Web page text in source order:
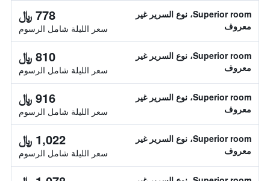
Superior room، نوع السرير غير
معروف
778 ﷼
سعر الليلة شامل الرسوم
Superior room، نوع السرير غير
معروف
810 ﷼
سعر الليلة شامل الرسوم
Superior room، نوع السرير غير
معروف
916 ﷼
سعر الليلة شامل الرسوم
Superior room، نوع السرير غير
معروف
1,022 ﷼
سعر الليلة شامل الرسوم